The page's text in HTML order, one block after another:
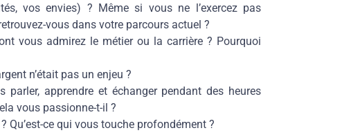
vos envies) ? Même si vous ne l’exercez pas
vous dans votre parcours actuel ?
vous admirez le métier ou la carrière ? Pourquoi
n’était pas un enjeu ?
parler, apprendre et échanger pendant des heures
vous passionne-t-il ?
Qu’est-ce qui vous touche profondément ?